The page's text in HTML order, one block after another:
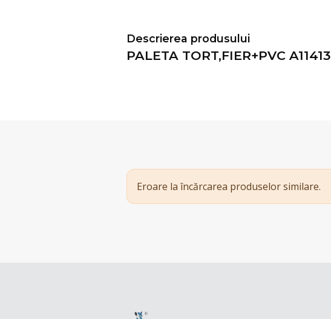
Descrierea produsului
PALETA TORT,FIER+PVC A11413
Eroare la încărcarea produselor similare.